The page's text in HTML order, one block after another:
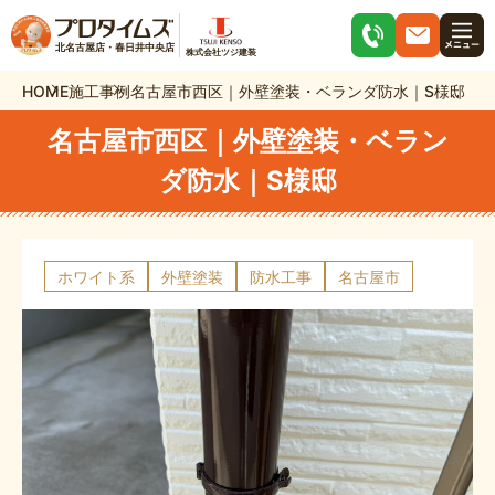
北名古屋店・春日井中央店 株式会社ツジ建装
HOME施工事例名古屋市西区｜外壁塗装・ベランダ防水｜S様邸
名古屋市西区｜外壁塗装・ベラン
ダ防水｜S様邸
ホワイト系 外壁塗装 防水工事 名古屋市